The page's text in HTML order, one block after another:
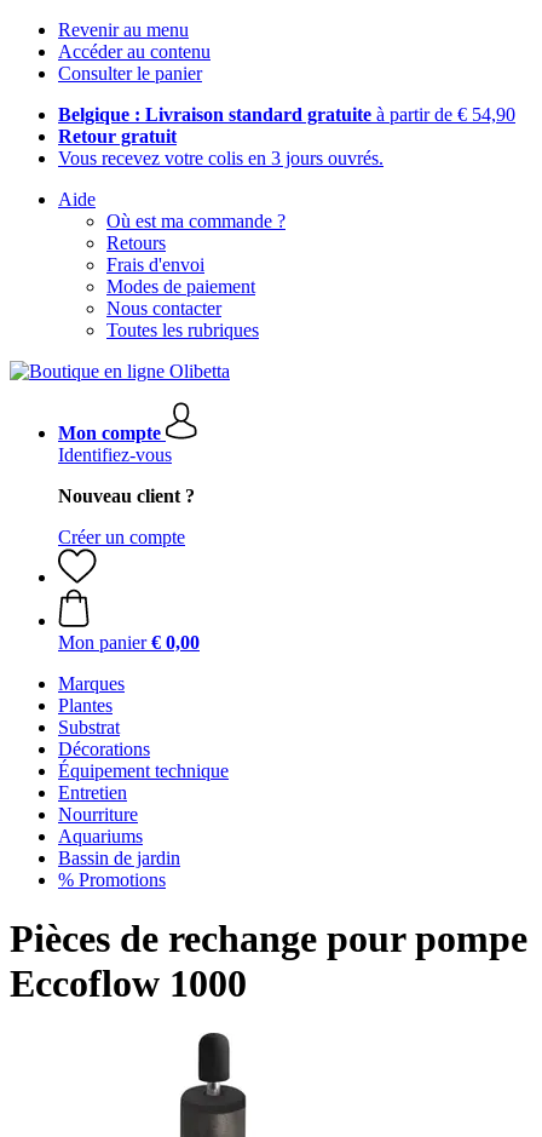
Revenir au menu
Accéder au contenu
Consulter le panier
Belgique : Livraison standard gratuite à partir de € 54,90
Retour gratuit
Vous recevez votre colis en 3 jours ouvrés.
Aide
Où est ma commande ?
Retours
Frais d'envoi
Modes de paiement
Nous contacter
Toutes les rubriques
Mon compte
Identifiez-vous
Nouveau client ?
Créer un compte
Mon panier € 0,00
Marques
Plantes
Substrat
Décorations
Équipement technique
Entretien
Nourriture
Aquariums
Bassin de jardin
% Promotions
Pièces de rechange pour pompe
Eccoflow 1000